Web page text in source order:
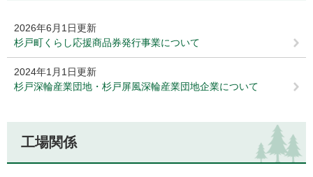
2026年6月1日更新
杉戸町くらし応援商品券発行事業について
2024年1月1日更新
杉戸深輪産業団地・杉戸屏風深輪産業団地企業について
工場関係